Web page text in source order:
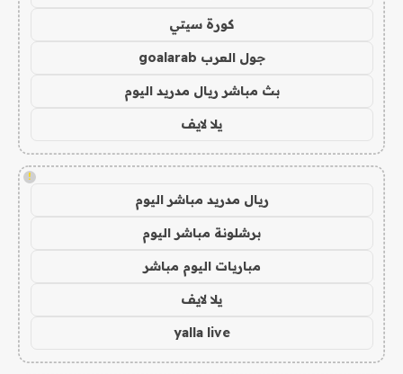
كورة سيتي
جول العرب goalarab
بث مباشر ريال مدريد اليوم
يلا لايف
!
ريال مدريد مباشر اليوم
برشلونة مباشر اليوم
مباريات اليوم مباشر
يلا لايف
yalla live